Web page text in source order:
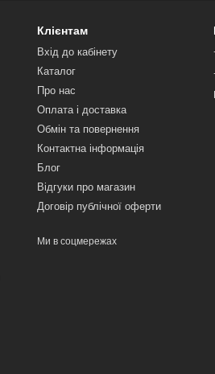
Клієнтам
Вхід до кабінету
Каталог
Про нас
Оплата і доставка
Обмін та повернення
Контактна інформація
Блог
Відгуки про магазин
Договір публічної оферти
Ми в соцмережах